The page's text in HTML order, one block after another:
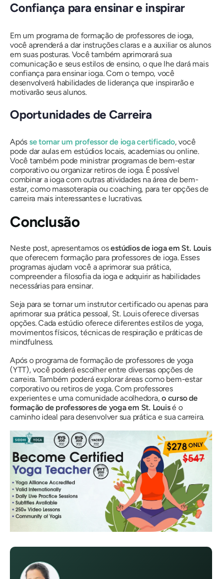
Confiança para ensinar e inspirar
Em um programa de formação de professores de ioga,
você aprenderá a dar instruções claras e a auxiliar os alunos
em suas posturas. Você também aprimorará sua
comunicação e seus estilos de ensino, o que lhe dará mais
confiança para ensinar ioga. Com o tempo, você
desenvolverá habilidades de liderança que inspirarão e
motivarão seus alunos.
Oportunidades de Carreira
Após se tornar um professor de ioga certificado, você
pode dar aulas em estúdios locais, academias ou online.
Você também pode ministrar programas de bem-estar
corporativo ou organizar retiros de ioga. É possível
combinar a ioga com outras atividades na área de bem-
estar, como massoterapia ou coaching, para ter opções de
carreira mais interessantes e lucrativas.
Conclusão
Neste post, apresentamos osestúdios de ioga em St. Louis
que oferecem formação para professores de ioga. Esses
programas ajudam você a aprimorar sua prática,
compreender a filosofia da ioga e adquirir as habilidades
necessárias para ensinar.
Seja para se tornar um instrutor certificado ou apenas para
aprimorar sua prática pessoal, St. Louis oferece diversas
opções. Cada estúdio oferece diferentes estilos de yoga,
movimentos físicos, técnicas de respiração e práticas de
mindfulness.
Após o programa de formação de professores de yoga
(YTT), você poderá escolher entre diversas opções de
carreira. Também poderá explorar áreas como bem-estar
corporativo ou retiros de yoga. Com professores
experientes e uma comunidade acolhedora,o curso de
formação de professores de yoga em St. Louisé o
caminho ideal para desenvolver sua prática e sua carreira.